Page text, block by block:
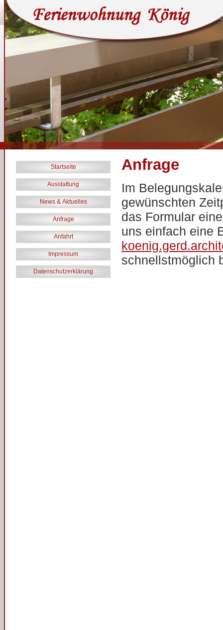
Startseite
Ausstattung
News & Aktuelles
Anfrage
Anfahrt
Impressum
Datenschutzerklärung
Anfrage
Im
gewünschten
das Formular
uns einfach eine
schnellstmöglich